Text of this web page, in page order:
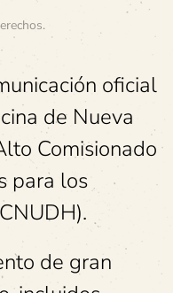
.
oficial
de Nueva
Comisionado
para los
de gran